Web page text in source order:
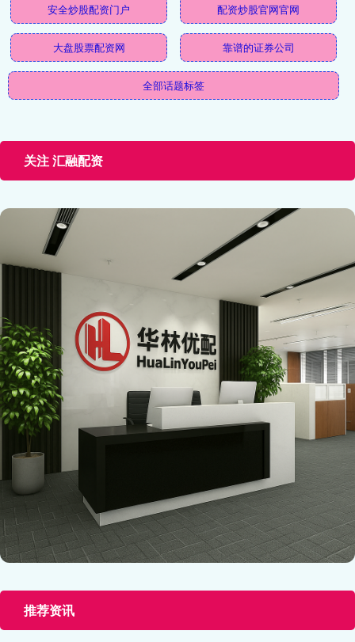
安全炒股配资门户 配资炒股官网官网
大盘股票配资网 靠谱的证券公司
全部话题标签
关注 汇融配资
推荐资讯